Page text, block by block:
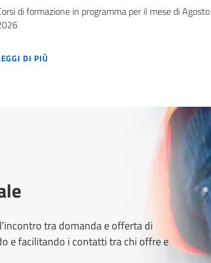
E AL VIA GLI OPEN DAY
di formazione in programma per il mese di Agosto
DI PIÙ
tra domanda e offerta di
e facilitando i contatti tra chi offre e